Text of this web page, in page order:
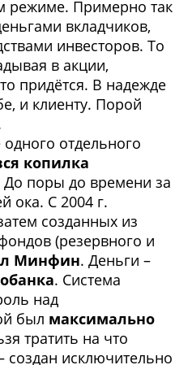
режиме. Примерно так
вкладчиков,
инвесторов. То
в акции,
придётся. В надежде
и клиенту. Порой
отдельного
копилка
До поры до времени за
ока. С 2004 г.
созданных из
(резервного и
Минфин. Деньги –
. Система
над
был максимально
тратить на что
исключительно